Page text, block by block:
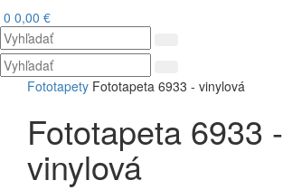
0 0,00 €
Fototapety Fototapeta 6933 - vinylová
Fototapeta 6933 -
vinylová